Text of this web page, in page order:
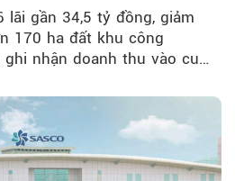
lãi gần 34,5 tỷ đồng, giảm
170 ha đất khu công
nhận doanh thu vào cuối